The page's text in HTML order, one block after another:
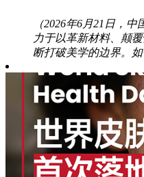
（2026年6月21日，
力于以革新材料、颠
断打破美学的边界。